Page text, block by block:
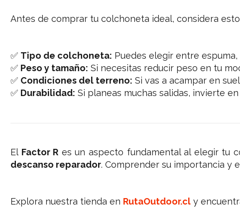
Antes de comprar tu colchoneta ideal, considera
✅ Tipo de colchoneta: Puedes elegir entre
✅ Peso y tamaño: Si necesitas reducir peso en tu
✅ Condiciones del terreno: Si vas a acampar en
✅ Durabilidad: Si planeas muchas salidas, invierte
El Factor R es un aspecto fundamental al elegir tu
descanso reparador. Comprender su importancia y
Explora nuestra tienda en RutaOutdoor.cl y